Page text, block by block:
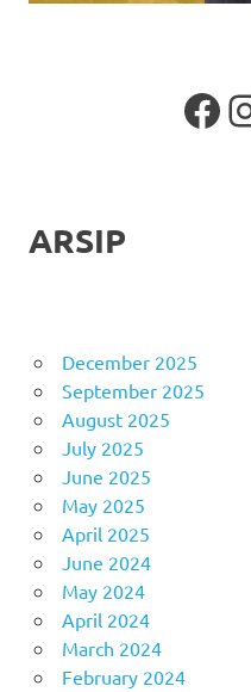
ARSIP
December 2025
September 2025
August 2025
July 2025
June 2025
May 2025
April 2025
June 2024
May 2024
April 2024
March 2024
February 2024